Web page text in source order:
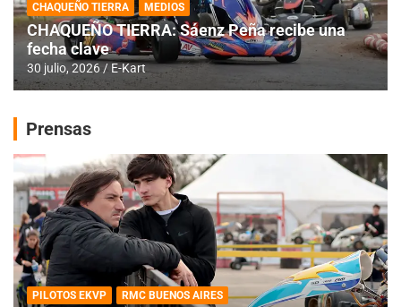
CHAQUEÑO TIERRA MEDIOS
CHAQUEÑO TIERRA: Sáenz Peña recibe una
fecha clave
30 julio, 2026 E-Kart
Prensas
PILOTOS EKVP RMC BUENOS AIRES